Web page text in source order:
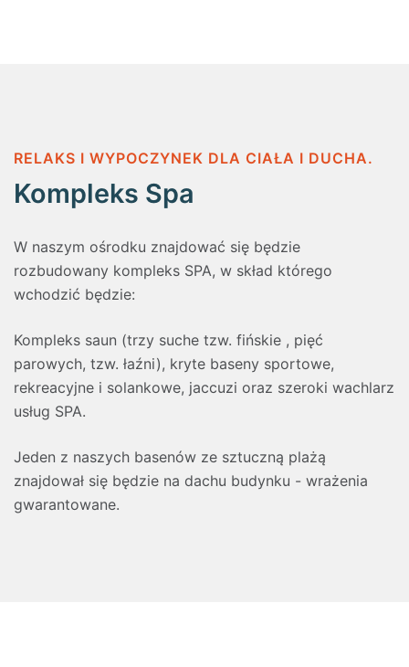
RELAKS I WYPOCZYNEK DLA CIAŁA I DUCHA.
Kompleks Spa
W naszym ośrodku znajdować się będzie
rozbudowany kompleks SPA, w skład którego
wchodzić będzie:
Kompleks saun (trzy suche tzw. fińskie , pięć
parowych, tzw. łaźni), kryte baseny sportowe,
rekreacyjne i solankowe, jaccuzi oraz szeroki wachlarz
usług SPA.
Jeden z naszych basenów ze sztuczną plażą
znajdował się będzie na dachu budynku - wrażenia
gwarantowane.